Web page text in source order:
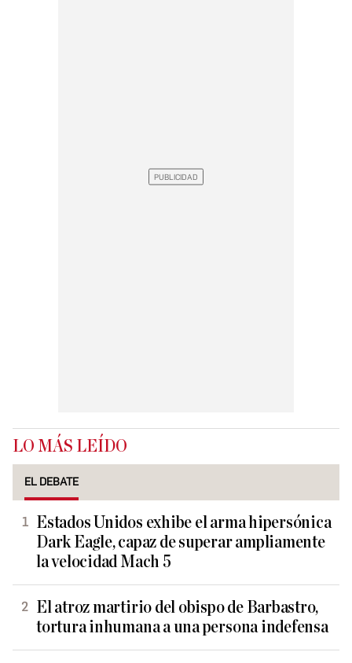
LO MÁS LEÍDO
EL DEBATE
Estados Unidos exhibe el arma hipersónica
Dark Eagle, capaz de superar ampliamente
la velocidad Mach 5
El atroz martirio del obispo de Barbastro,
tortura inhumana a una persona indefensa